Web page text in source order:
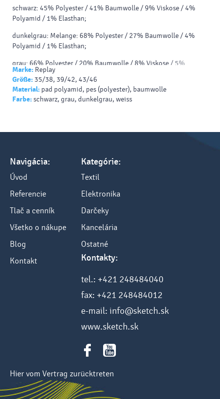
schwarz: 45% Polyester / 41% Baumwolle / 9% Viskose / 4%
Polyamid / 1% Elasthan;
dunkelgrau: Melange: 68% Polyester / 27% Baumwolle / 4%
Polyamid / 1% Elasthan;
grau: 66% Polyester / 20% Baumwolle / 8% Viskose / 5%
Polyamid / 1% Elasthan;
weiß: 49% Polyester / 47% Baumwolle / 3% Polyamid / 1%
Elasthan.
Marke: Replay
Größe: 35/38, 39/42, 43/46
Material: pad polyamid, pes (polyester), baumwolle
Farbe:schwarz, grau, dunkelgrau, weiss
Navigácia:
Úvod
Referencie
Tlač a cenník
Všetko o nákupe
Blog
Kontakt
Kategórie:
Textil
Elektronika
Darčeky
Kancelária
Ostatné
Kontakty:
tel.: +421 248484040
fax: +421 248484012
e-mail: info@sketch.sk
www.sketch.sk
Hier vom Vertrag zurücktreten